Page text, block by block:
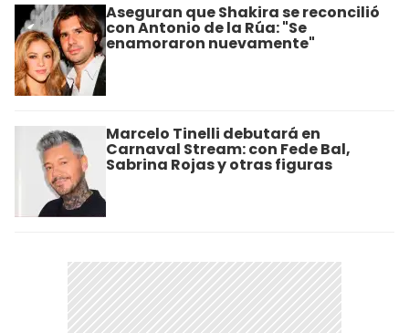
Aseguran que Shakira se reconcilió
con Antonio de la Rúa: "Se
enamoraron nuevamente"
Marcelo Tinelli debutará en
Carnaval Stream: con Fede Bal,
Sabrina Rojas y otras figuras